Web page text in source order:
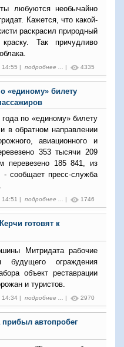
любуются необычайно
Кажется, что какой-
раскрасил природный
Так причудливо
14:55 | подробнее ... | 4335
«единому» билету
по «единому» билету
в обратном направлении
авиационного и
353 тысячи 209
перевезено 185 841, из
сообщает пресс-служба
14:51 | подробнее ... | 1746
готовят к
Митридата рабочие
будущего ограждения
объект реставрации
и туристов.
14:34 | подробнее ... | 2970
автопробег